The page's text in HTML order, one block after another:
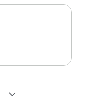
expand_more